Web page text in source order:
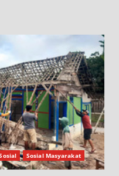
Sosial Masyarakat